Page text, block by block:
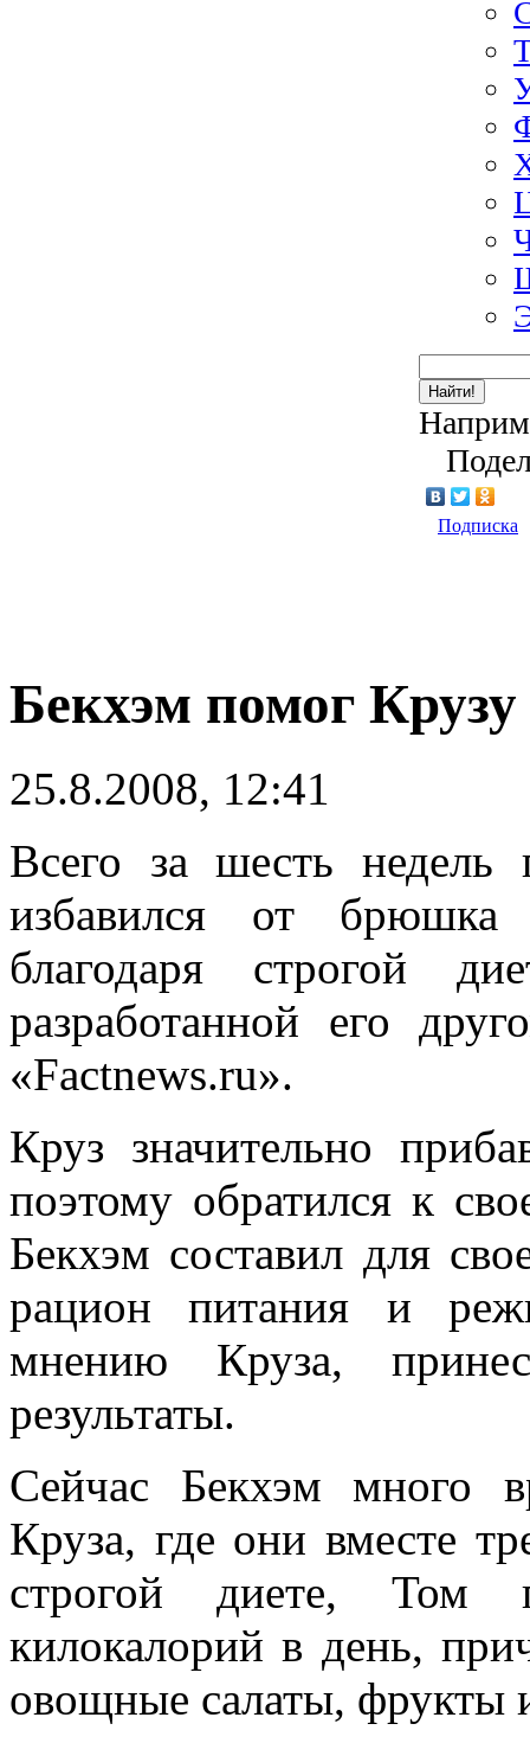
Найти!
Подписка
Бекхэм помог
25.8.2008, 12:41
Всего за шесть недель
избавился от
благодаря строгой
разработанной его
«Factnews.ru».
Круз значительно
поэтому обратился к
Бекхэм составил для
рацион питания и
мнению Круза,
результаты.
Сейчас Бекхэм много
Круза, где они вместе
строгой диете, Том
килокалорий в день,
овощные салаты, фрукты